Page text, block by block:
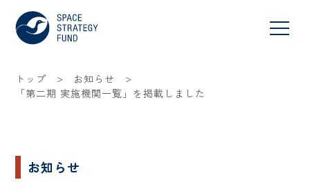
トップ > お知らせ
>
「第二期 実施機関一覧」を掲載しました
お知らせ